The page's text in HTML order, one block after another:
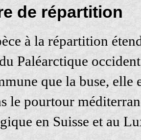
de répartition
à la répartition
Paléarctique
que la buse, elle
le pourtour
en Suisse et au